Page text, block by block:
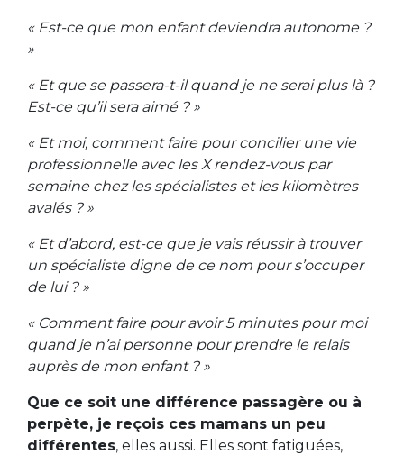
« Est-ce que mon enfant deviendra autonome ?
»
« Et que se passera-t-il quand je ne serai plus là ?
Est-ce qu’il sera aimé ? »
« Et moi, comment faire pour concilier une vie
professionnelle avec les X rendez-vous par
semaine chez les spécialistes et les kilomètres
avalés ? »
« Et d’abord, est-ce que je vais réussir à trouver
un spécialiste digne de ce nom pour s’occuper
de lui ? »
« Comment faire pour avoir 5 minutes pour moi
quand je n’ai personne pour prendre le relais
auprès de mon enfant ? »
Que ce soit une différence passagère ou à
perpète, je reçois ces mamans un peu
différentes, elles aussi. Elles sont fatiguées,